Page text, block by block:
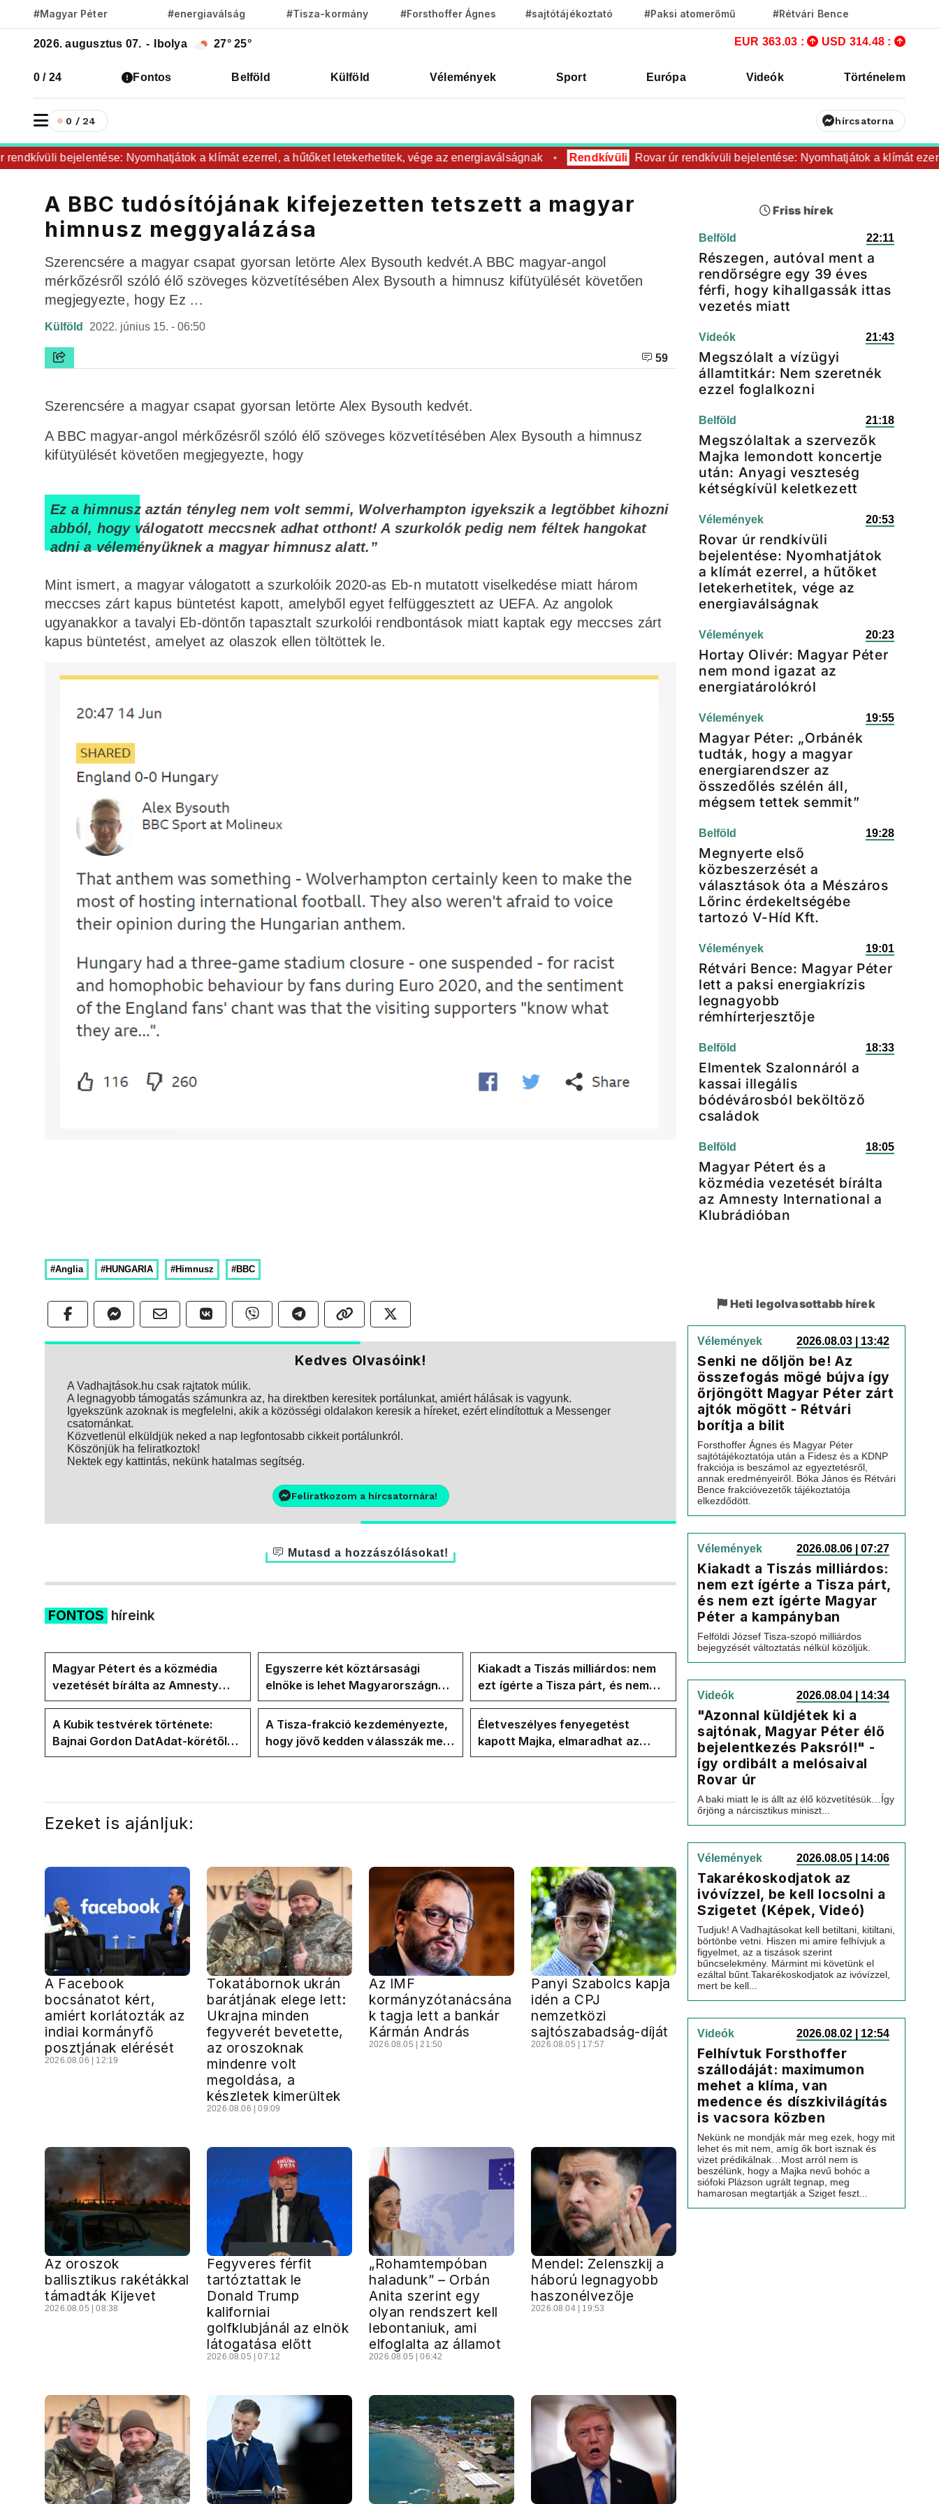
#Magyar Péter #energiaválság #Tisza-kormány #Forsthoffer Ágnes #sajtótájékoztató #Paksi atomerőmű #Rétvári Bence
2026. augusztus 07. - Ibolya 27° 25° EUR 363.03 : USD 314.48 :
0 / 24 Fontos Belföld Külföld Vélemények Sport Európa Videók Történelem
0 / 24 hírcsatorna
bejelentése: Nyomhatjátok a klímát ezerrel, a hűtőket letekerhetitek, vége az energiaválságnak Rendkívüli Rovar úr rendkívüli bejelentése: Nyomhatjátok a klímát
A BBC tudósítójának kifejezetten tetszett a magyar
himnusz meggyalázása
Szerencsére a magyar csapat gyorsan letörte Alex Bysouth kedvét.A BBC magyar-angol
mérkőzésről szóló élő szöveges közvetítésében Alex Bysouth a himnusz kifütyülését követően
megjegyezte, hogy Ez ...
Külföld 2022. június 15. - 06:50
59
Szerencsére a magyar csapat gyorsan letörte Alex Bysouth kedvét.
A BBC magyar-angol mérkőzésről szóló élő szöveges közvetítésében Alex Bysouth a himnusz
kifütyülését követően megjegyezte, hogy
Ez a himnusz aztán tényleg nem volt semmi, Wolverhampton igyekszik a legtöbbet kihozni
abból, hogy válogatott meccsnek adhat otthont! A szurkolók pedig nem féltek hangokat
adni a véleményüknek a magyar himnusz alatt.”
Mint ismert, a magyar válogatott a szurkolóik 2020-as Eb-n mutatott viselkedése miatt három
meccses zárt kapus büntetést kapott, amelyből egyet felfüggesztett az UEFA. Az angolok
ugyanakkor a tavalyi Eb-döntőn tapasztalt szurkolói rendbontások miatt kaptak egy meccses zárt
kapus büntetést, amelyet az olaszok ellen töltöttek le.
#Anglia #HUNGARIA #Himnusz #BBC
Kedves Olvasóink!
A Vadhajtások.hu csak rajtatok múlik.
A legnagyobb támogatás számunkra az, ha direktben keresitek portálunkat, amiért hálásak is vagyunk.
Igyekszünk azoknak is megfelelni, akik a közösségi oldalakon keresik a híreket, ezért elindítottuk a Messenger
csatornánkat.
Közvetlenül elküldjük neked a nap legfontosabb cikkeit portálunkról.
Köszönjük ha feliratkoztok!
Nektek egy kattintás, nekünk hatalmas segítség.
Feliratkozom a hírcsatornára!
Mutasd a hozzászólásokat!
FONTOS híreink
Magyar Pétert és a közmédia
vezetését bírálta az Amnesty
International a Klubrádióban
Egyszerre két köztársasági
elnöke is lehet Magyarországnak
jövő hétre
Kiakadt a Tiszás milliárdos: nem
ezt ígérte a Tisza párt, és nem
ezt ígérte Magyar Péter a
kampányban
A Kubik testvérek története:
Bajnai Gordon DatAdat-körétől
az ECDA-n át Magyar Péter
A Tisza-frakció kezdeményezte,
hogy jövő kedden válasszák meg
az új köztársasági elnököt
Életveszélyes fenyegetést
kapott Majka, elmaradhat az
erdélyi koncertje
Ezeket is ajánljuk:
A Facebook
bocsánatot kért,
amiért korlátozták az
indiai kormányfő
posztjának elérését
2026.08.06 | 12:19
Tokatábornok ukrán
barátjának elege lett:
Ukrajna minden
fegyverét bevetette,
az oroszoknak
mindenre volt
megoldása, a
készletek kimerültek
2026.08.06 | 09:09
Az IMF
kormányzótanácsána
k tagja lett a bankár
Kármán András
2026.08.05 | 21:50
Panyi Szabolcs kapja
idén a CPJ
nemzetközi
sajtószabadság-díját
2026.08.05 | 17:57
Az oroszok
ballisztikus rakétákkal
támadták Kijevet
2026.08.05 | 08:38
Fegyveres férfit
tartóztattak le
Donald Trump
kaliforniai
golfklubjánál az elnök
látogatása előtt
2026.08.05 | 07:12
„Rohamtempóban
haladunk” – Orbán
Anita szerint egy
olyan rendszert kell
lebontaniuk, ami
elfoglalta az államot
2026.08.05 | 06:42
Mendel: Zelenszkij a
háború legnagyobb
haszonélvezője
2026.08.04 | 19:53
Friss hírek
Belföld 22:11
Részegen, autóval ment a
rendőrségre egy 39 éves
férfi, hogy kihallgassák ittas
vezetés miatt
Videók 21:43
Megszólalt a vízügyi
államtitkár: Nem szeretnék
ezzel foglalkozni
Belföld 21:18
Megszólaltak a szervezők
Majka lemondott koncertje
után: Anyagi veszteség
kétségkívül keletkezett
Vélemények 20:53
Rovar úr rendkívüli
bejelentése: Nyomhatjátok
a klímát ezerrel, a hűtőket
letekerhetitek, vége az
energiaválságnak
Vélemények 20:23
Hortay Olivér: Magyar Péter
nem mond igazat az
energiatárolókról
Vélemények 19:55
Magyar Péter: „Orbánék
tudták, hogy a magyar
energiarendszer az
összedőlés szélén áll,
mégsem tettek semmit”
Belföld 19:28
Megnyerte első
közbeszerzését a
választások óta a Mészáros
Lőrinc érdekeltségébe
tartozó V-Híd Kft.
Vélemények 19:01
Rétvári Bence: Magyar Péter
lett a paksi energiakrízis
legnagyobb
rémhírterjesztője
Belföld 18:33
Elmentek Szalonnáról a
kassai illegális
bódévárosból beköltöző
családok
Belföld 18:05
Magyar Pétert és a
közmédia vezetését bírálta
az Amnesty International a
Klubrádióban
Heti legolvasottabb hírek
Vélemények 2026.08.03 | 13:42
Senki ne dőljön be! Az
összefogás mögé bújva így
őrjöngött Magyar Péter zárt
ajtók mögött - Rétvári
borítja a bilit
Forsthoffer Ágnes és Magyar Péter
sajtótájékoztatója után a Fidesz és a KDNP
frakciója is beszámol az egyeztetésről,
annak eredményeiről. Bóka János és Rétvári
Bence frakcióvezetők tájékoztatója
elkezdődött.
Vélemények 2026.08.06 | 07:27
Kiakadt a Tiszás milliárdos:
nem ezt ígérte a Tisza párt,
és nem ezt ígérte Magyar
Péter a kampányban
Felföldi József Tisza-szopó milliárdos
bejegyzését változtatás nélkül közöljük.
Videók 2026.08.04 | 14:34
"Azonnal küldjétek ki a
sajtónak, Magyar Péter élő
bejelentkezés Paksról!" -
így ordibált a melósaival
Rovar úr
A baki miatt le is állt az élő közvetítésük…Így
őrjöng a nárcisztikus miniszt...
Vélemények 2026.08.05 | 14:06
Takarékoskodjatok az
ivóvízzel, be kell locsolni a
Szigetet (Képek, Videó)
Tudjuk! A Vadhajtásokat kell betiltani, kitiltani,
börtönbe vetni. Hiszen mi amire felhívjuk a
figyelmet, az a tiszások szerint
bűncselekmény. Mármint mi követünk el
ezáltal bűnt.Takarékoskodjatok az ivóvízzel,
mert be kell...
Videók 2026.08.02 | 12:54
Felhívtuk Forsthoffer
szállodáját: maximumon
mehet a klíma, van
medence és díszkivilágítás
is vacsora közben
Nekünk ne mondják már meg ezek, hogy mit
lehet és mit nem, amíg ők bort isznak és
vizet prédikálnak…Most arról nem is
beszélünk, hogy a Majka nevű bohóc a
siófoki Plázson ugrált tegnap, meg
hamarosan megtartják a Sziget feszt...